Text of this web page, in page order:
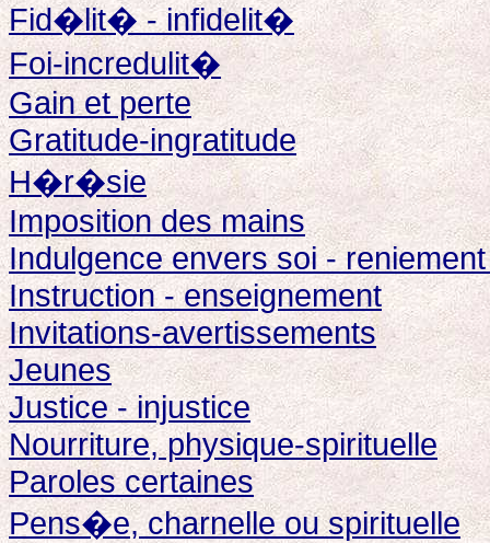
Fid�lit� - infidelit�
Foi-incredulit�
Gain et perte
Gratitude-ingratitude
H�r�sie
Imposition des mains
Indulgence envers soi -
Instruction - enseignement
Invitations-avertissements
Jeunes
Justice - injustice
Nourriture, physique-spirituelle
Paroles certaines
Pens�e, charnelle ou spirituelle